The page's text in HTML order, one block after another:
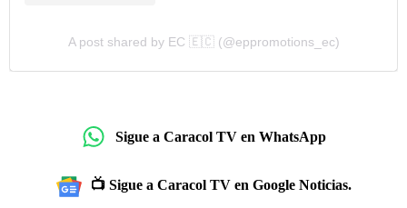
A post shared by EC 🇪🇨 (@eppromotions_ec)
Sigue a Caracol TV en WhatsApp
📺 Sigue a Caracol TV en Google Noticias.